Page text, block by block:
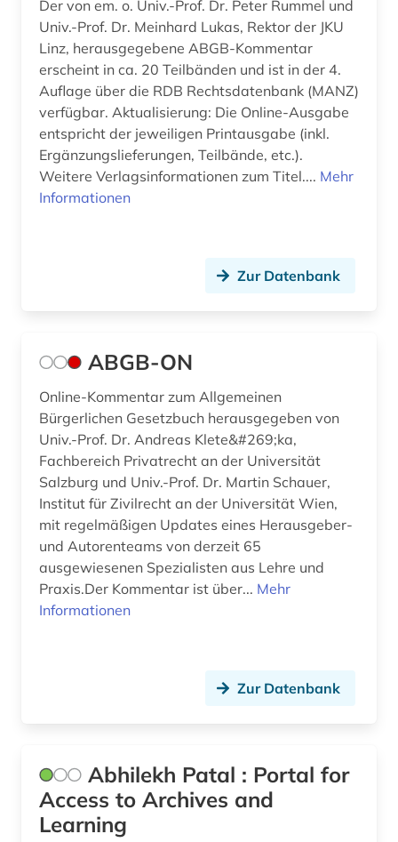
behindertenrecht (1)
behinderung (1)
behörde (2)
beihilfe <dienstrecht> (1)
beilegung (1)
beratung (1)
berlin deutsches institut für menschenrechte
(1)
berufliche fortbildung (1)
berufliche weiterbildung (1)
berufsbildungsgesetz (1)
berufsforschung (1)
beschäftigung (1)
besoldung (2)
besoldungsrecht (6)
Der von em. o. Univ.-Prof. Dr. Peter Rummel und
Univ.-Prof. Dr. Meinhard Lukas, Rektor der JKU
Linz, herausgegebene ABGB-Kommentar
erscheint in ca. 20 Teilbänden und ist in der 4.
Auflage über die RDB Rechtsdatenbank (MANZ)
verfügbar. Aktualisierung: Die Online-Ausgabe
entspricht der jeweiligen Printausgabe (inkl.
Ergänzungslieferungen, Teilbände, etc.).
Weitere Verlagsinformationen zum Titel.... Mehr
Informationen
Zur Datenbank
ABGB-ON
Online-Kommentar zum Allgemeinen
Bürgerlichen Gesetzbuch herausgegeben von
Univ.-Prof. Dr. Andreas Klete&#269;ka,
Fachbereich Privatrecht an der Universität
Salzburg und Univ.-Prof. Dr. Martin Schauer,
Institut für Zivilrecht an der Universität Wien,
mit regelmäßigen Updates eines Herausgeber-
und Autorenteams von derzeit 65
ausgewiesenen Spezialisten aus Lehre und
Praxis.Der Kommentar ist über... Mehr
Informationen
Zur Datenbank
Abhilekh Patal : Portal for
Access to Archives and
Learning